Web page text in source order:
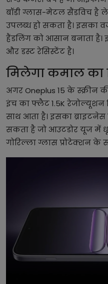
बॉडी ग्लास-मेटल सैंडविच
उपलब्ध हो सकता है। इसका
हैंडलिंग को आसान बनाता है।
और डस्ट रेसिस्टेंट है।
मिलेगा कमाल का
अगर Oneplus 15 के स्क्रीन
इंच का फ्लैट 1.5K रेजोल्यूशन
साथ आता है। इसका
सकता है जो आउटडोर यूज में
गोरिल्ला ग्लास प्रोटेक्शन के